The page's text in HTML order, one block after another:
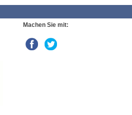
Machen Sie mit: